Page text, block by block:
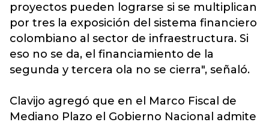
proyectos pueden lograrse si se multiplican
por tres la exposición del sistema financiero
colombiano al sector de infraestructura. Si
eso no se da, el financiamiento de la
segunda y tercera ola no se cierra", señaló.
Clavijo agregó que en el Marco Fiscal de
Mediano Plazo el Gobierno Nacional admite